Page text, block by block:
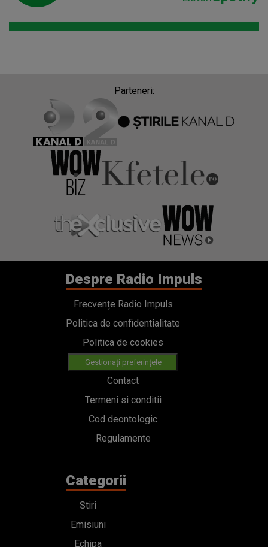
Parteneri:
Despre Radio Impuls
Frecvențe Radio Impuls
Politica de confidentialitate
Politica de cookies
Gestionați preferințele
Contact
Termeni si conditii
Cod deontologic
Regulamente
Categorii
Stiri
Emisiuni
Echipa